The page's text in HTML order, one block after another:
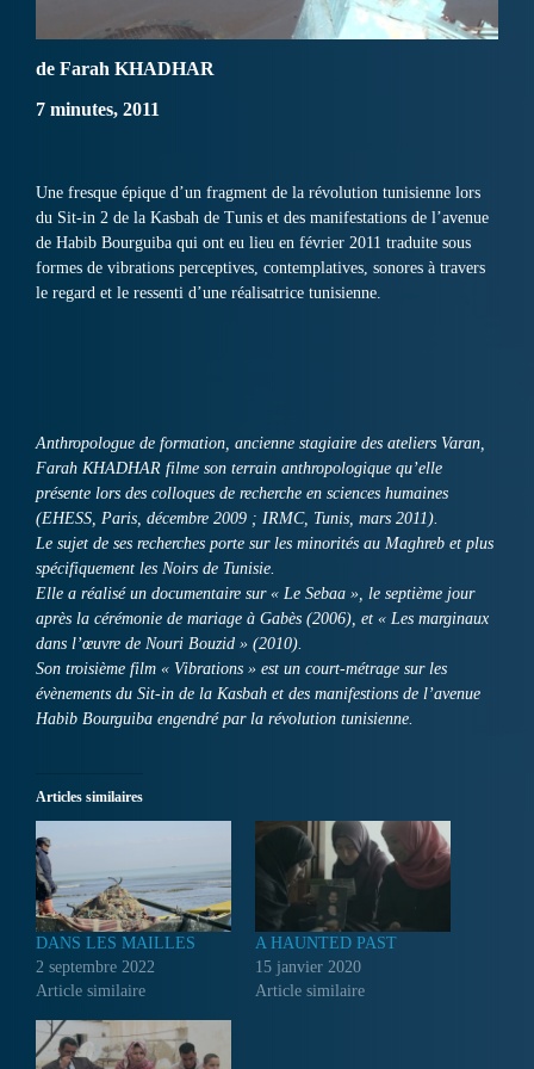
de Farah KHADHAR
7 minutes, 2011
Une fresque épique d’un fragment de la révolution tunisienne lors
du Sit-in 2 de la Kasbah de Tunis et des manifestations de l’avenue
de Habib Bourguiba qui ont eu lieu en février 2011 traduite sous
formes de vibrations perceptives, contemplatives, sonores à travers
le regard et le ressenti d’une réalisatrice tunisienne.
Anthropologue de formation, ancienne stagiaire des ateliers Varan,
Farah KHADHAR filme son terrain anthropologique qu’elle
présente lors des colloques de recherche en sciences humaines
(EHESS, Paris, décembre 2009 ; IRMC, Tunis, mars 2011).
Le sujet de ses recherches porte sur les minorités au Maghreb et plus
spécifiquement les Noirs de Tunisie.
Elle a réalisé un documentaire sur « Le Sebaa », le septième jour
après la cérémonie de mariage à Gabès (2006), et « Les marginaux
dans l’œuvre de Nouri Bouzid » (2010).
Son troisième film « Vibrations » est un court-métrage sur les
évènements du Sit-in de la Kasbah et des manifestions de l’avenue
Habib Bourguiba engendré par la révolution tunisienne.
Articles similaires
DANS LES MAILLES
2 septembre 2022
Article similaire
A HAUNTED PAST
15 janvier 2020
Article similaire